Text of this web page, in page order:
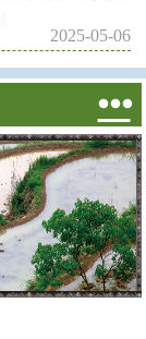
2025-05-06
